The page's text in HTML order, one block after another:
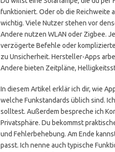
funktioniert. Oder ob die Reichweite
wichtig. Viele Nutzer stehen vor
Andere nutzen WLAN oder Zigbee.
verzögerte Befehle oder
zu Unsicherheit. Hersteller-Apps
Andere bieten Zeitpläne,
In diesem Artikel erklär ich dir, wie
welche Funkstandards üblich sind.
solltest. Außerdem bespreche ich
Privatsphäre. Du bekommst
und Fehlerbehebung. Am Ende
passt. Ich nenne auch typische